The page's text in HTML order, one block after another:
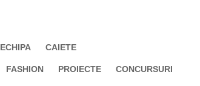
ECHIPA CAIETE
FASHION PROIECTE CONCURSURI